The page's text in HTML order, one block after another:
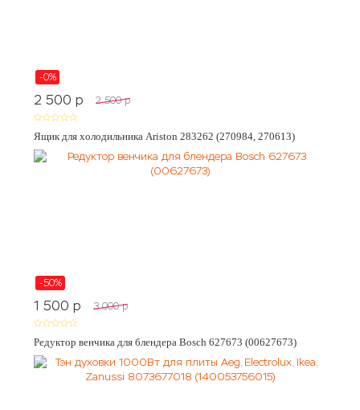
-0%
2 500 p 2 500 p
Ящик для холодильника Ariston 283262 (270984, 270613)
-50%
1 500 p 3 000 p
Редуктор венчика для блендера Bosch 627673 (00627673)